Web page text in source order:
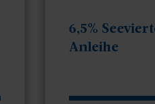
6,5%
Anleihe